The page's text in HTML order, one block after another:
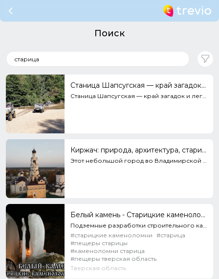
Поиск
Станица Шапсугская — край загадок и легенд.
Станица Шапсугская — край загадок и легенд. Место удивительной силы. Начинаешь чувствовать и верить.
Киржач: природа, архитектура, старина и современность (видео)
Этот небольшой город во Владимирской области стал для меня мини-открытием. В этом видео мы посетим о...
Белый камень - Старицкие каменоломни
Подземные разработки строительного камня велись на территории Старицкого района на протяжении многих...
#старицкие каменоломни #старица
#пещеры старицы
#каменоломни старица
#пещеры тверская область
Тверская область